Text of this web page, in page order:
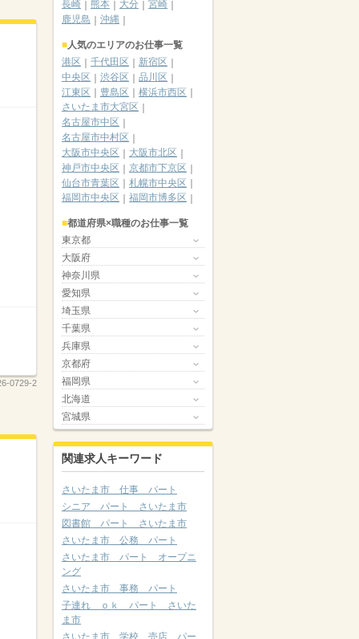
2
長崎
熊本 大分
宮崎
鹿児島
沖縄
人気のエリアのお仕事一覧
港区
千代田区
新宿区
中央区
渋谷区
品川区
江東区
豊島区
横浜市西区
さいたま市大宮区
名古屋市中区
名古屋市中村区
大阪市中央区
大阪市北区
神戸市中央区
京都市下京区
仙台市青葉区
札幌市中央区
福岡市中央区
福岡市博多区
都道府県×職種のお仕事一覧
東京都
大阪府
神奈川県
愛知県
埼玉県
千葉県
兵庫県
京都府
福岡県
北海道
宮城県
関連求人キーワード
さいたま市 仕事 パート
シニア パート さいたま市
図書館 パート さいたま市
さいたま市 公務 パート
さいたま市 パート オープニ
ング
さいたま市 事務 パート
子連れ ｏｋ パート さいた
ま市